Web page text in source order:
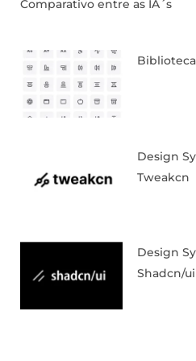
Comparativo entre as IA´s
Design
Tweakcn
Design
Shadcn/ui